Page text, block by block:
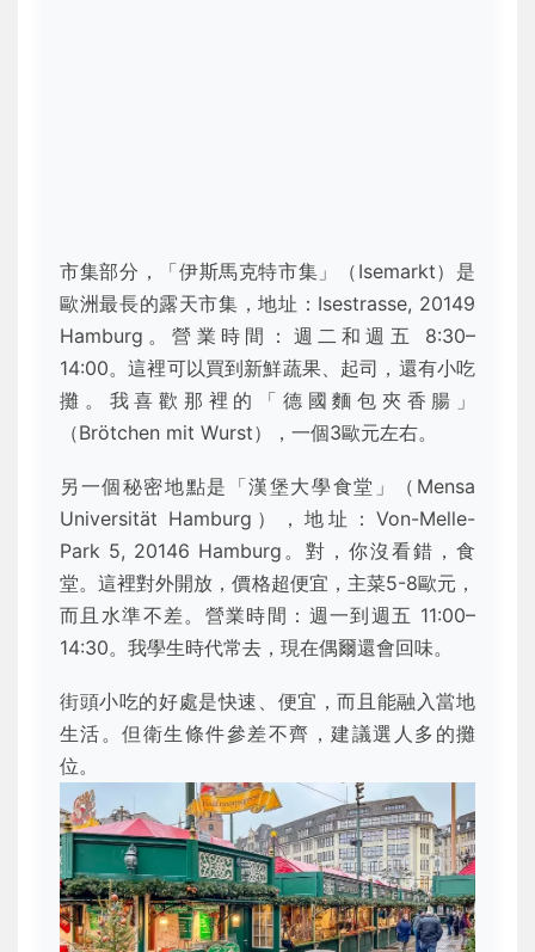
市集部分，「伊斯馬克特市集」（Isemarkt）是
歐洲最長的露天市集，地址：Isestrasse, 20149
Hamburg。營業時間：週二和週五 8:30–
14:00。這裡可以買到新鮮蔬果、起司，還有小吃
攤。我喜歡那裡的「德國麵包夾香腸」
（Brötchen mit Wurst），一個3歐元左右。
另一個秘密地點是「漢堡大學食堂」（Mensa
Universität Hamburg），地址：Von-Melle-
Park 5, 20146 Hamburg。對，你沒看錯，食
堂。這裡對外開放，價格超便宜，主菜5-8歐元，
而且水準不差。營業時間：週一到週五 11:00–
14:30。我學生時代常去，現在偶爾還會回味。
街頭小吃的好處是快速、便宜，而且能融入當地
生活。但衛生條件參差不齊，建議選人多的攤
位。